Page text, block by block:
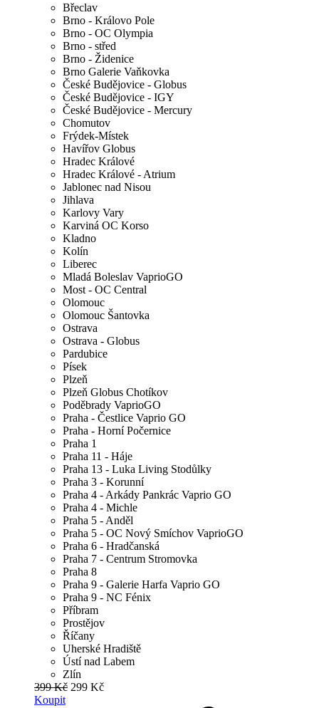
Břeclav
Brno - Královo Pole
Brno - OC Olympia
Brno - střed
Brno - Židenice
Brno Galerie Vaňkovka
České Budějovice - Globus
České Budějovice - IGY
České Budějovice - Mercury
Chomutov
Frýdek-Místek
Havířov Globus
Hradec Králové
Hradec Králové - Atrium
Jablonec nad Nisou
Jihlava
Karlovy Vary
Karviná OC Korso
Kladno
Kolín
Liberec
Mladá Boleslav VaprioGO
Most - OC Central
Olomouc
Olomouc Šantovka
Ostrava
Ostrava - Globus
Pardubice
Písek
Plzeň
Plzeň Globus Chotíkov
Poděbrady VaprioGO
Praha - Čestlice Vaprio GO
Praha - Horní Počernice
Praha 1
Praha 11 - Háje
Praha 13 - Luka Living Stodůlky
Praha 3 - Korunní
Praha 4 - Arkády Pankrác Vaprio GO
Praha 4 - Michle
Praha 5 - Anděl
Praha 5 - OC Nový Smíchov VaprioGO
Praha 6 - Hradčanská
Praha 7 - Centrum Stromovka
Praha 8
Praha 9 - Galerie Harfa Vaprio GO
Praha 9 - NC Fénix
Příbram
Prostějov
Říčany
Uherské Hradiště
Ústí nad Labem
Zlín
399 Kč 299 Kč
Koupit